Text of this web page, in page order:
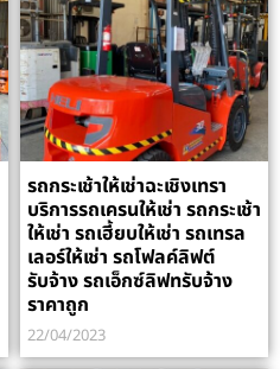
รถกระเช้าให้เช่าฉะเชิงเทรา
บริการรถเครนให้เช่า รถกระเช้า
ให้เช่า รถเฮี้ยบให้เช่า รถเทรล
เลอร์ให้เช่า รถโฟลค์ลิฟต์
รับจ้าง รถเอ็กซ์ลิฟทรับจ้าง
ราคาถูก
22/04/2023